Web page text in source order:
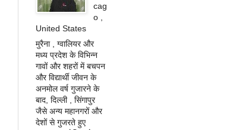
cag
o ,
United States
मुरैना , ग्वालियर और
मध्य प्रदेश के विभिन्न
गावों और शहरों में बचपन
और विद्यार्थी जीवन के
अनमोल वर्ष गुजारने के
बाद, दिल्ली , सिंगापुर
जैसे अन्य महानगरों और
देशों से गुजरते हुए